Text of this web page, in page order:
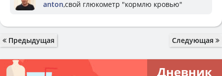
anton,свой глюкометр "кормлю кровью"
Предыдущая Следующая
Дневник